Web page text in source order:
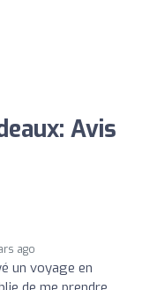
Avis
ago
un voyage en